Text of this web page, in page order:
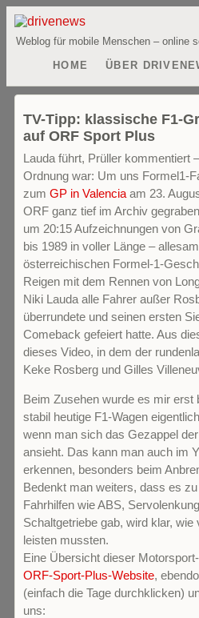
Weblog für mobile Menschen – online
HOME
ÜBER
TV-Tipp: klassische F1-
auf ORF Sport Plus
Lauda führt, Prüller kommentiert
Ordnung war: Um uns Formel1-
zum GP in Valencia am 23.
ORF ganz tief im Archiv
um 20:15 Aufzeichnungen von
bis 1989 in voller Länge –
österreichischen Formel-1-
Reigen mit dem Rennen von
Niki Lauda alle Fahrer außer
überrundete und seinen ersten
Comeback gefeiert hatte. Aus
dieses Video, in dem der
Keke Rosberg und Gilles
Beim Zusehen wurde es mir erst
stabil heutige F1-Wagen
wenn man sich das Gezappel
ansieht. Das kann man auch im
erkennen, besonders beim
Bedenkt man weiters, dass es
Fahrhilfen wie ABS,
Schaltgetriebe gab, wird klar, wie
leisten mussten.
Eine Übersicht dieser
ORF-Sport-Plus-Website,
(einfach die Tage durchklicken)
uns: